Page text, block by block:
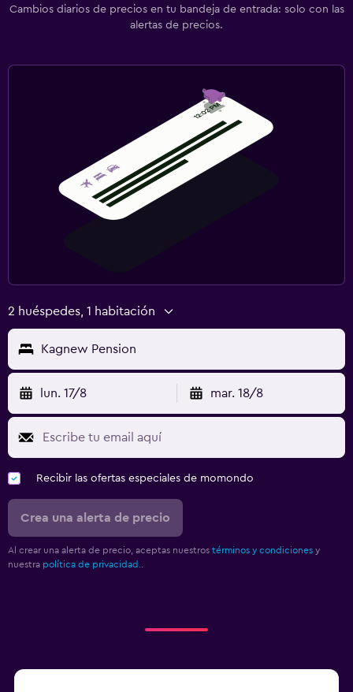
Cambios diarios de precios en tu bandeja de entrada: solo con las
alertas de precios.
2 huéspedes, 1 habitación
Kagnew Pension
lun. 17/8 mar. 18/8
Recibir las ofertas especiales de momondo
Crea una alerta de precio
Al crear una alerta de precio, aceptas nuestros términos y condiciones y
nuestra política de privacidad.